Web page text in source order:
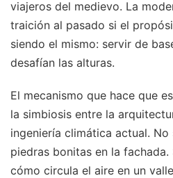
viajeros del medievo. La
traición al pasado si el
siendo el mismo: servir de
desafían las alturas.
El mecanismo que hace que
la simbiosis entre la
ingeniería climática actual.
piedras bonitas en la
cómo circula el aire en un